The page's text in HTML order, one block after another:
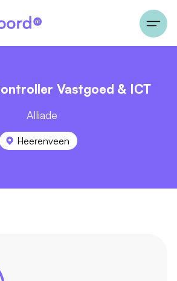
Vastgoed & ICT
Alliade
Heerenveen